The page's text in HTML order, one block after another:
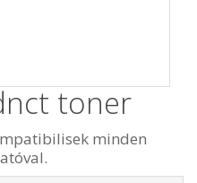
toner
minden